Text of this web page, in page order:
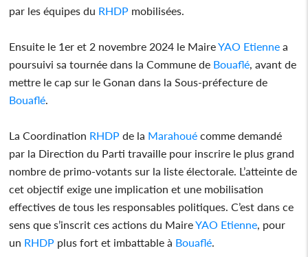
par les équipes du RHDP mobilisées.
Ensuite le 1er et 2 novembre 2024 le MaireYAO Etienne a
poursuivi sa tournée dans la Commune de Bouaflé, avant de
mettre le cap sur le Gonan dans la Sous-préfecture de
Bouaflé.
La Coordination RHDP de la Marahoué comme demandé
par la Direction du Parti travaille pour inscrire le plus grand
nombre de primo-votants sur la liste électorale. L’atteinte de
cet objectif exige une implication et une mobilisation
effectives de tous les responsables politiques. C’est dans ce
sens que s’inscrit ces actions du MaireYAO Etienne, pour
un RHDP plus fort et imbattable à Bouaflé.